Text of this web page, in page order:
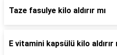
Taze fasulye kilo aldırır mı
E vitamini kapsülü kilo aldırır